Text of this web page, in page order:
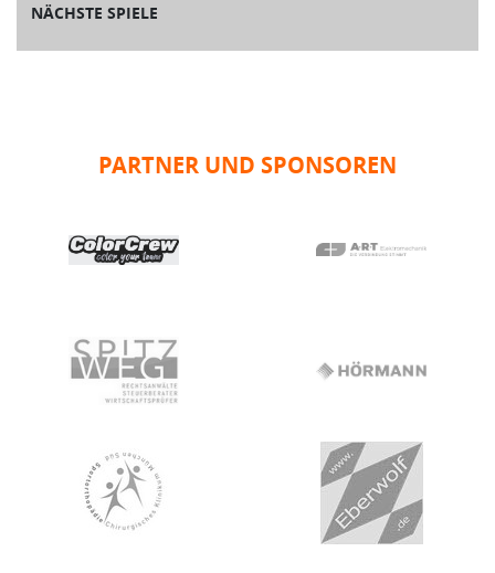
NÄCHSTE SPIELE
PARTNER UND SPONSOREN